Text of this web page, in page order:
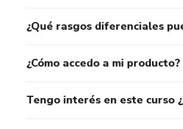
¿Qué rasgos diferenciales
¿Cómo accedo a mi producto?
Tengo interés en este curso